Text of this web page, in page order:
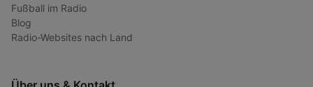
Fußball im Radio
Blog
Radio-Websites nach Land